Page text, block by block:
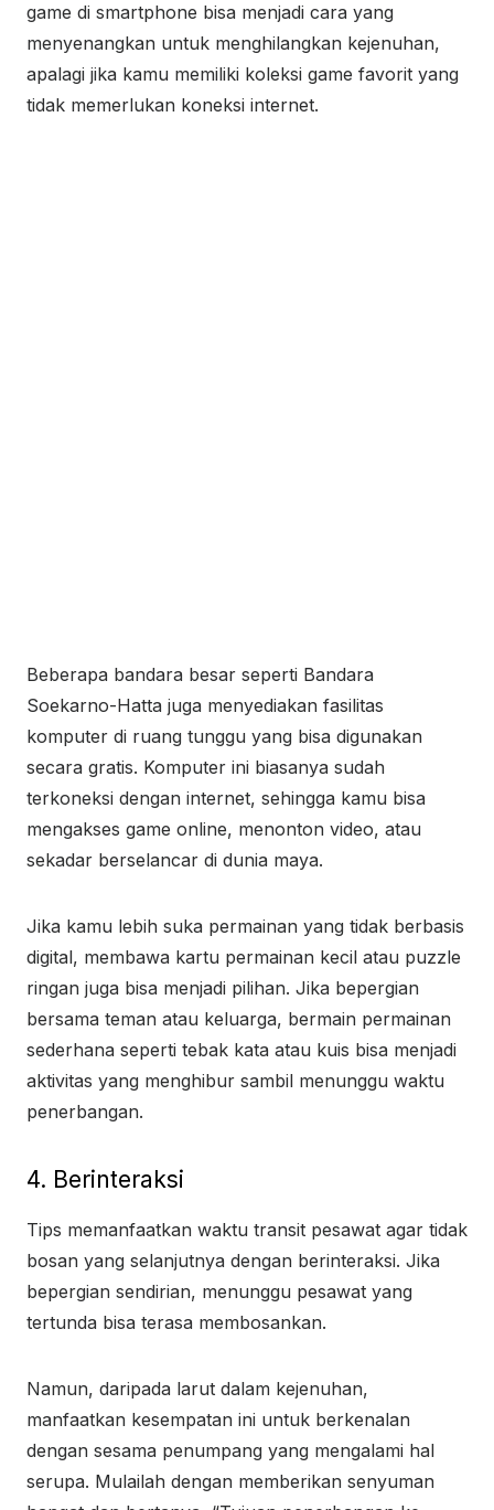
game di smartphone bisa menjadi cara yang
menyenangkan untuk menghilangkan kejenuhan,
apalagi jika kamu memiliki koleksi game favorit yang
tidak memerlukan koneksi internet.
Beberapa bandara besar seperti Bandara
Soekarno-Hatta juga menyediakan fasilitas
komputer di ruang tunggu yang bisa digunakan
secara gratis. Komputer ini biasanya sudah
terkoneksi dengan internet, sehingga kamu bisa
mengakses game online, menonton video, atau
sekadar berselancar di dunia maya.
Jika kamu lebih suka permainan yang tidak berbasis
digital, membawa kartu permainan kecil atau puzzle
ringan juga bisa menjadi pilihan. Jika bepergian
bersama teman atau keluarga, bermain permainan
sederhana seperti tebak kata atau kuis bisa menjadi
aktivitas yang menghibur sambil menunggu waktu
penerbangan.
4. Berinteraksi
Tips memanfaatkan waktu transit pesawat agar tidak
bosan yang selanjutnya dengan berinteraksi. Jika
bepergian sendirian, menunggu pesawat yang
tertunda bisa terasa membosankan.
Namun, daripada larut dalam kejenuhan,
manfaatkan kesempatan ini untuk berkenalan
dengan sesama penumpang yang mengalami hal
serupa. Mulailah dengan memberikan senyuman